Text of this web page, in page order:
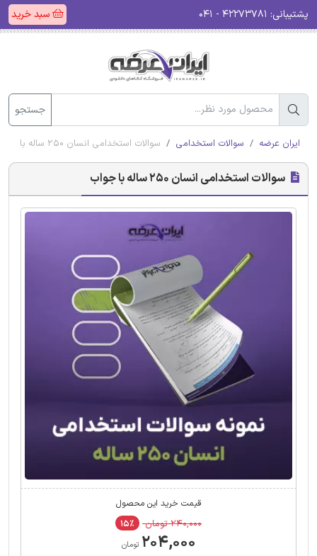
پشتیبانی: سبد خرید
جستجو
ایران عرضه سوالات استخدامی سوالات استخدامی انسان 250 ساله با جواب
سوالات استخدامی انسان 250 ساله با جواب
قیمت خرید این محصول
۲۴۰,۰۰۰ تومان ۱۵٪
۲۰۴,۰۰۰ تومان